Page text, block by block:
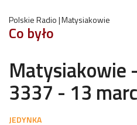
Polskie Radio Matysiakowie
Co było
Matysiakowie
3337 - 13